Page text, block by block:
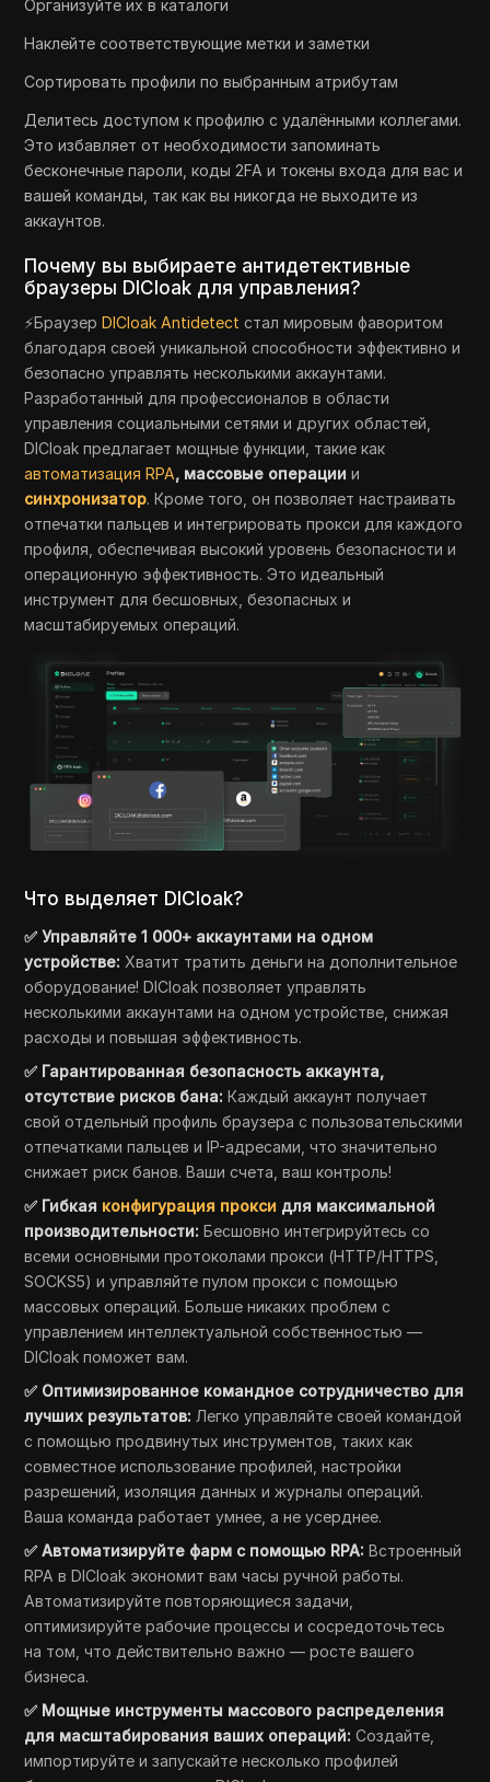
Организуйте их в каталоги
Наклейте соответствующие метки и заметки
Сортировать профили по выбранным атрибутам
Делитесь доступом к профилю с удалёнными коллегами.
Это избавляет от необходимости запоминать
бесконечные пароли, коды 2FA и токены входа для вас и
вашей команды, так как вы никогда не выходите из
аккаунтов.
Почему вы выбираете антидетективные
браузеры DICloak для управления?
⚡БраузерDICloak Antidetect стал мировым фаворитом
благодаря своей уникальной способности эффективно и
безопасно управлять несколькими аккаунтами.
Разработанный для профессионалов в области
управления социальными сетями и других областей,
DICloak предлагает мощные функции, такие как
автоматизация RPA, массовые операции и
синхронизатор. Кроме того, он позволяет настраивать
отпечатки пальцев и интегрировать прокси для каждого
профиля, обеспечивая высокий уровень безопасности и
операционную эффективность. Это идеальный
инструмент для бесшовных, безопасных и
масштабируемых операций.
Что выделяет DICloak?
✅ Управляйте 1 000+ аккаунтами на одном
устройстве: Хватит тратить деньги на дополнительное
оборудование! DICloak позволяет управлять
несколькими аккаунтами на одном устройстве, снижая
расходы и повышая эффективность.
✅ Гарантированная безопасность аккаунта,
отсутствие рисков бана: Каждый аккаунт получает
свой отдельный профиль браузера с пользовательскими
отпечатками пальцев и IP-адресами, что значительно
снижает риск банов. Ваши счета, ваш контроль!
✅ Гибкая конфигурация прокси для максимальной
производительности: Бесшовно интегрируйтесь со
всеми основными протоколами прокси (HTTP/HTTPS,
SOCKS5) и управляйте пулом прокси с помощью
массовых операций. Больше никаких проблем с
управлением интеллектуальной собственностью —
DICloak поможет вам.
✅ Оптимизированное командное сотрудничество для
лучших результатов: Легко управляйте своей командой
с помощью продвинутых инструментов, таких как
совместное использование профилей, настройки
разрешений, изоляция данных и журналы операций.
Ваша команда работает умнее, а не усерднее.
✅ Автоматизируйте фарм с помощью RPA: Встроенный
RPA в DICloak экономит вам часы ручной работы.
Автоматизируйте повторяющиеся задачи,
оптимизируйте рабочие процессы и сосредоточьтесь
на том, что действительно важно — росте вашего
бизнеса.
✅ Мощные инструменты массового распределения
для масштабирования ваших операций: Создайте,
импортируйте и запускайте несколько профилей